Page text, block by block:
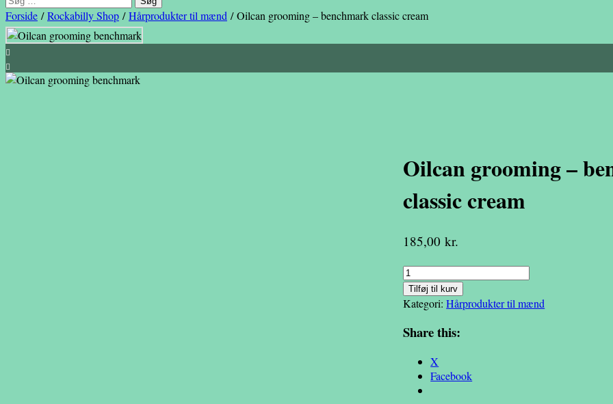
efter:
Forside /Rockabilly Shop /Hårprodukter til mænd / Oilcan grooming – benchmark classic cream
Oilcan grooming –
classic cream
185,00kr.
Oilcan
grooming
-
benchmark
classic
antal
Tilføj til kurv
Kategori:Hårprodukter til mænd
Share this:
X
Facebook